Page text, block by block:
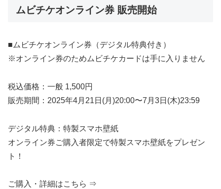
ムビチケオンライン券 販売開始
■ムビチケオンライン券（デジタル特典付き）
※オンライン券のためムビチケカードは手に入りません
税込価格：一般 1,500円
販売期間：2025年4月21日(月)20:00〜7月3日(木)23:59
デジタル特典：特製スマホ壁紙
オンライン券ご購入者限定で特製スマホ壁紙をプレゼン
ト！
ご購入・詳細はこちら ⇒